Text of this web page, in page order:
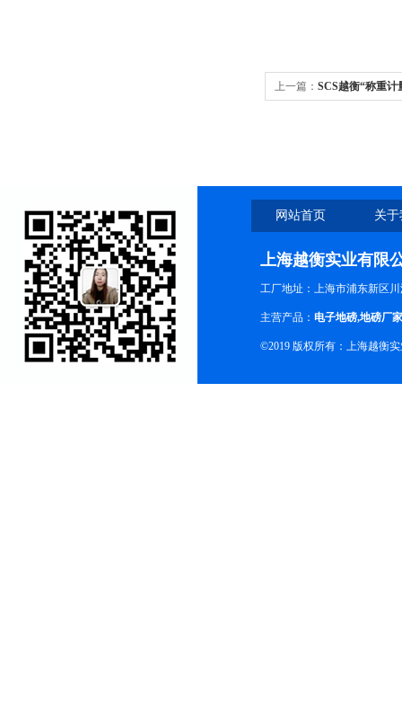
上一篇： SCS越衡“称重计
网站首页 关
上海越衡实业有限
工厂地址：上海市浦东新区川
主营产品： 电子地磅,地磅厂家
©2019 版权所有：上海越衡